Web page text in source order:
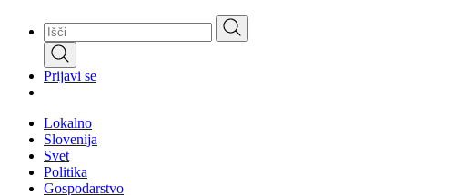
Prijavi se
Lokalno
Slovenija
Svet
Politika
Gospodarstvo